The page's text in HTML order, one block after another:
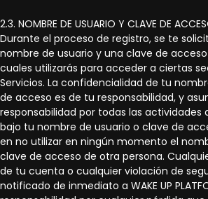
2.3. NOMBRE DE USUARIO Y CLAVE DE
Durante el proceso de registro, se te
nombre de usuario y una clave de
cuales utilizarás para acceder a ciertas
Servicios. La confidencialidad de tu
de acceso es de tu responsabilidad, y
responsabilidad por todas las actividades
bajo tu nombre de usuario o clave de
en no utilizar en ningún momento el
clave de acceso de otra persona.
de tu cuenta o cualquier violación de
notificado de inmediato a WAKE UP